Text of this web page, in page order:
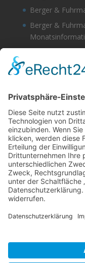
Berger &
Berger &
Suche
Sonstige
Kontakt
Facebook
Anfahrt &